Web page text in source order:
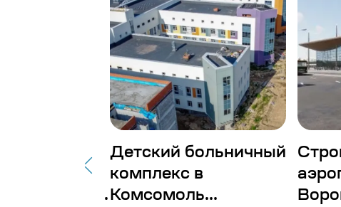
Детский больничный
комплекс в
Комсомоль...